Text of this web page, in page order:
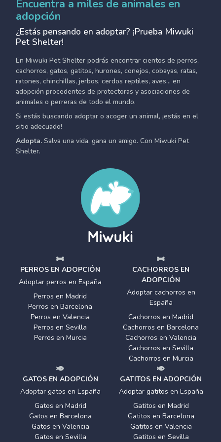
Encuentra a miles de animales en
adopción
¿Estás pensando en adoptar? ¡Prueba Miwuki
Pet Shelter!
En Miwuki Pet Shelter podrás encontrar cientos de perros,
cachorros, gatos, gatitos, hurones, conejos, cobayas, ratas,
ratones, chinchillas, jerbos, cerdos reptiles, aves... en
adopción procedentes de protectoras y asociaciones de
animales o perreras de todo el mundo.
Si estás buscando adoptar o acoger un animal, ¡estás en el
sitio adecuado!
Adopta. Salva una vida, gana un amigo. Con Miwuki Pet
Shelter.
PERROS EN ADOPCIÓN
Adoptar perros en España
Perros en Madrid
Perros en Barcelona
Perros en Valencia
Perros en Sevilla
Perros en Murcia
CACHORROS EN
ADOPCIÓN
Adoptar cachorros en
España
Cachorros en Madrid
Cachorros en Barcelona
Cachorros en Valencia
Cachorros en Sevilla
Cachorros en Murcia
GATOS EN ADOPCIÓN
Adoptar gatos en España
Gatos en Madrid
Gatos en Barcelona
Gatos en Valencia
Gatos en Sevilla
GATITOS EN ADOPCIÓN
Adoptar gatitos en España
Gatitos en Madrid
Gatitos en Barcelona
Gatitos en Valencia
Gatitos en Sevilla